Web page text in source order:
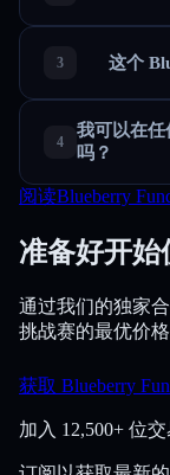
这个
我可以在任
吗？
阅读Blueberry
准备好开始
通过我们的独家
挑战赛的最优价格
获取 Blueberry
加入 12,500+ 位